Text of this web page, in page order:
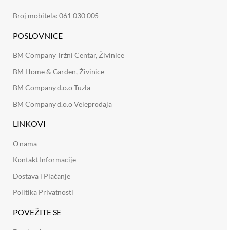
Broj mobitela: 061 030 005
POSLOVNICE
BM Company Tržni Centar, Živinice
BM Home & Garden, Živinice
BM Company d.o.o Tuzla
BM Company d.o.o Veleprodaja
LINKOVI
O nama
Kontakt Informacije
Dostava i Plaćanje
Politika Privatnosti
POVEŽITE SE